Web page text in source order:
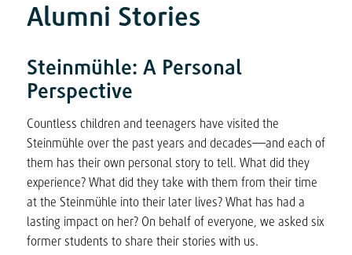
Alumni Stories
Steinmühle: A Personal
Perspective
Countless children and teenagers have visited the
Steinmühle over the past years and decades—and each of
them has their own personal story to tell. What did they
experience? What did they take with them from their time
at the Steinmühle into their later lives? What has had a
lasting impact on her? On behalf of everyone, we asked six
former students to share their stories with us.